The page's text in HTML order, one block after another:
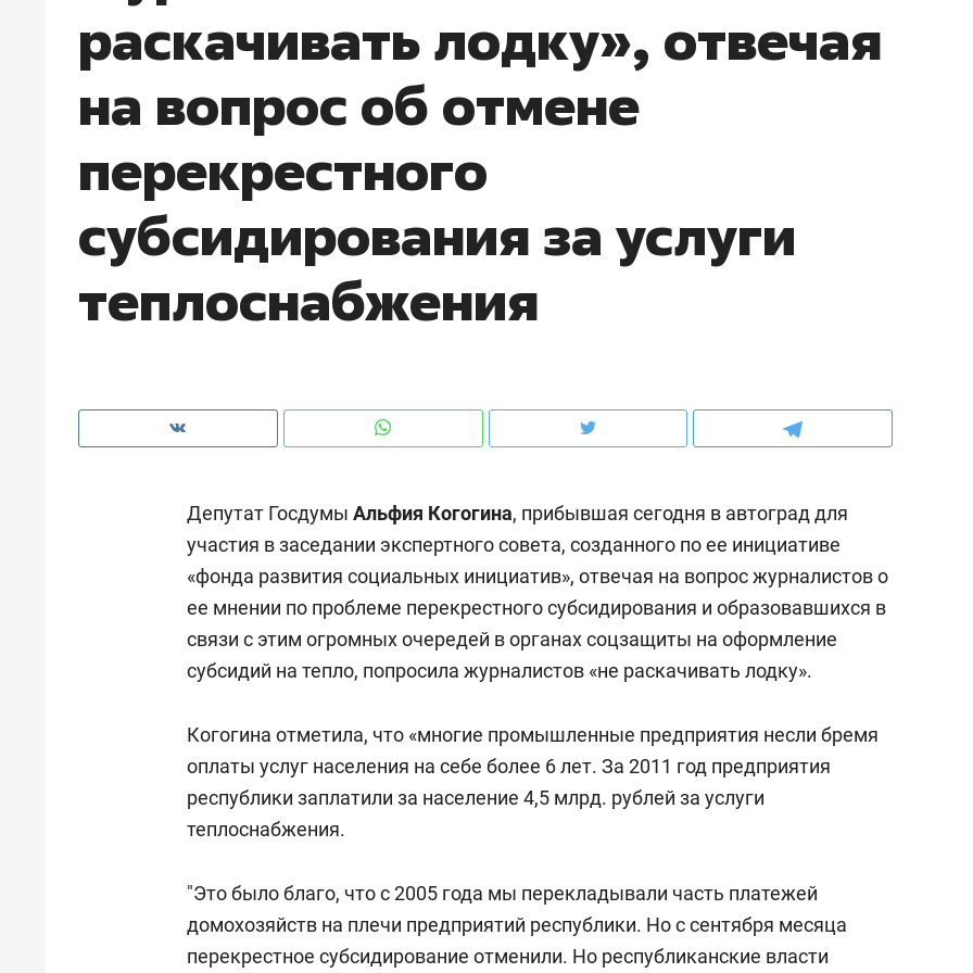
раскачивать лодку», отвечая
на вопрос об отмене
перекрестного
субсидирования за услуги
теплоснабжения
Депутат Госдумы Альфия Когогина, прибывшая сегодня в автоград для
участия в заседании экспертного совета, созданного по ее инициативе
«фонда развития социальных инициатив», отвечая на вопрос журналистов о
ее мнении по проблеме перекрестного субсидирования и образовавшихся в
связи с этим огромных очередей в органах соцзащиты на оформление
субсидий на тепло, попросила журналистов «не раскачивать лодку».
Когогина отметила, что «многие промышленные предприятия несли бремя
оплаты услуг населения на себе более 6 лет. За 2011 год предприятия
республики заплатили за население 4,5 млрд. рублей за услуги
теплоснабжения.
"Это было благо, что с 2005 года мы перекладывали часть платежей
домохозяйств на плечи предприятий республики. Но с сентября месяца
перекрестное субсидирование отменили. Но республиканские власти
налогах и развитии без кредитов
чем интересен Оман?
«В банкротствах сегодня
ищут не активы, а людей,
отвечают личным
имуществом!»
Опыт выживания в дикой
природе, работа
состоянием как основа
антихрупких команд
Мексика, рок-концерт
и вагон с чак-чаком: как